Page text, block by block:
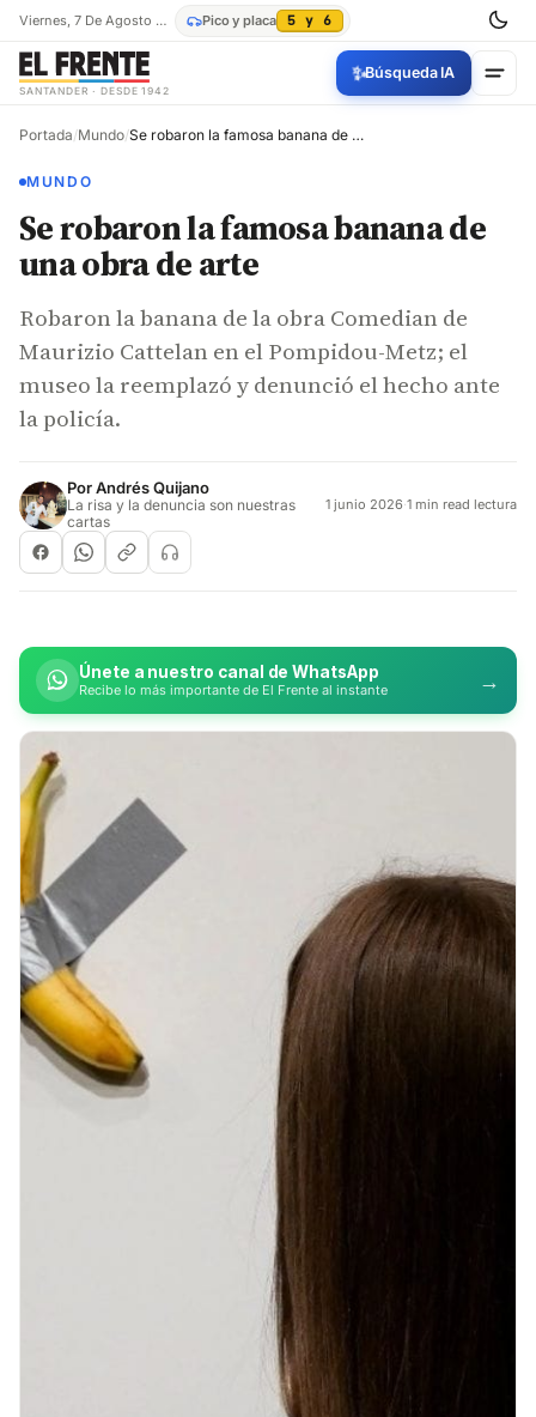
Viernes, 7 De Agosto De 2026 Pico y placa 5 y 6
SANTANDER · DESDE 1942
✨Búsqueda IA
Portada/Mundo/ Se robaron la famosa banana de una obra de arte
MUNDO
Se robaron la famosa banana de
una obra de arte
Robaron la banana de la obra Comedian de
Maurizio Cattelan en el Pompidou-Metz; el
museo la reemplazó y denunció el hecho ante
la policía.
PorAndrés Quijano
La risa y la denuncia son nuestras
cartas
1 junio 2026·1 min read lectura
Únete a nuestro canal de WhatsApp
Recibe lo más importante de El Frente al instante →